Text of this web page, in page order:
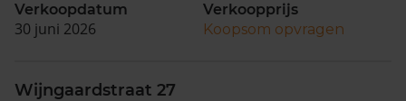
Verkoopdatum
30 juni 2026
Verkoopprijs
Koopsom opvragen
Wijngaardstraat 27